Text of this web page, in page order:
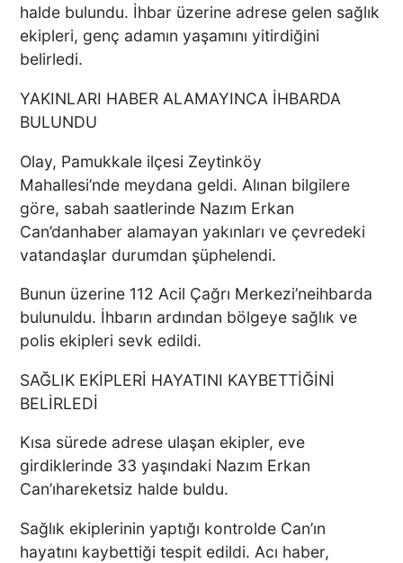
halde bulundu. İhbar üzerine adrese gelen sağlık
ekipleri, genç adamın yaşamını yitirdiğini
belirledi.
YAKINLARI HABER ALAMAYINCA İHBARDA
BULUNDU
Olay, Pamukkale ilçesi Zeytinköy
Mahallesi’nde meydana geldi. Alınan bilgilere
göre, sabah saatlerinde Nazım Erkan
Can’danhaber alamayan yakınları ve çevredeki
vatandaşlar durumdan şüphelendi.
Bunun üzerine 112 Acil Çağrı Merkezi’neihbarda
bulunuldu. İhbarın ardından bölgeye sağlık ve
polis ekipleri sevk edildi.
SAĞLIK EKİPLERİ HAYATINI KAYBETTİĞİNİ
BELİRLEDİ
Kısa sürede adrese ulaşan ekipler, eve
girdiklerinde 33 yaşındaki Nazım Erkan
Can’ıhareketsiz halde buldu.
Sağlık ekiplerinin yaptığı kontrolde Can’ın
hayatını kaybettiği tespit edildi. Acı haber,